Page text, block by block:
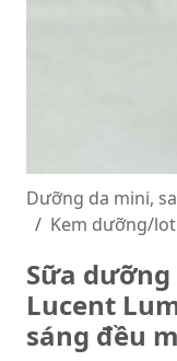
Dưỡng da mini,
Kem dưỡng/
Sữa dưỡng
Lucent
sáng đều